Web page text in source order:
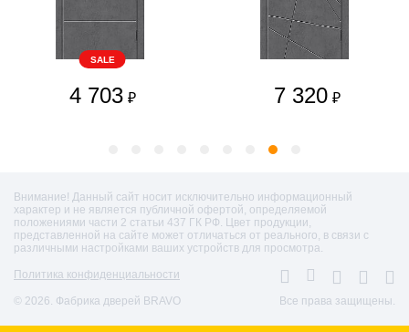
SALE
4 703 ₽ 7 320 ₽
Внимание! Данный сайт носит исключительно информационный
характер и не является публичной офертой, определяемой
положениями части 2 статьи 437 ГК РФ. Цвет продукции,
представленной на сайте может отличаться от реального, в связи с
различными настройками ваших устройств для просмотра.
Политика конфиденциальности
© 2026. Фабрика дверей BRAVO Все права защищены.